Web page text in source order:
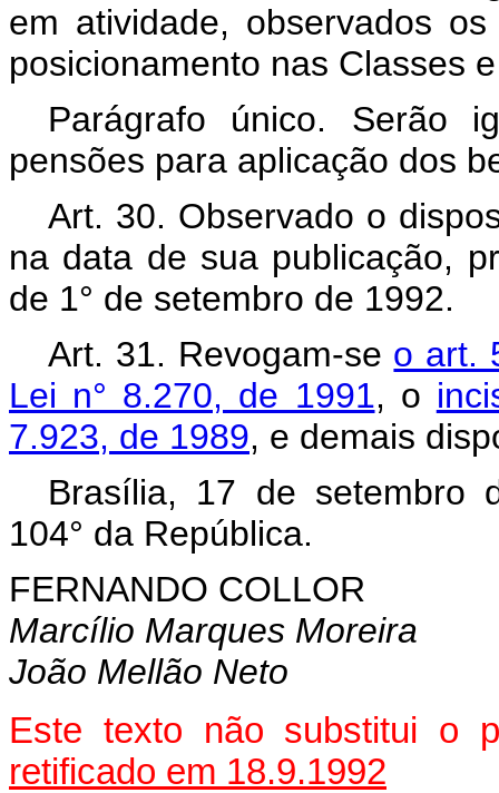
em atividade, observados
posicionamento nas Classes
Parágrafo único. Serão
pensões para aplicação dos
Art. 30. Observado o
na data de sua publicação,
de 1° de setembro de 1992.
Art. 31. Revogam-se o art.
Lei n° 8.270, de 1991, o
7.923, de 1989, e demais
Brasília, 17 de setembro
104° da República.
FERNANDO COLLOR
Marcílio Marques Moreira
João Mellão Neto
Este texto não substitui o
retificado em 18.9.1992